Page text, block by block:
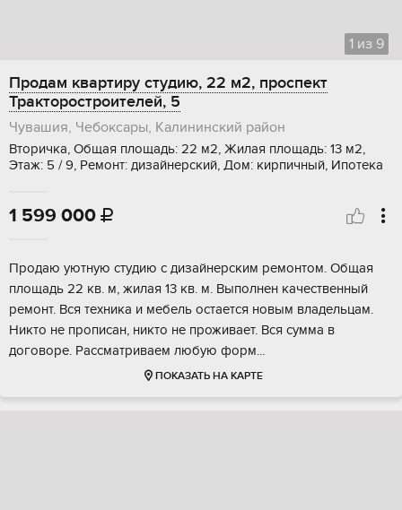
1 из 9
Продам квартиру студию, 22 м2, проспект
Тракторостроителей, 5
Чувашия, Чебоксары, Калининский район
Вторичка, Общая площадь: 22 м2, Жилая площадь: 13 м2,
Этаж: 5 / 9, Ремонт: дизайнерский, Дом: кирпичный, Ипотека
1 599 000 
Продаю уютную студию с дизайнерским ремонтом. Общая
площадь 22 кв. м, жилая 13 кв. м. Выполнен качественный
ремонт. Вся техника и мебель остается новым владельцам.
Никто не прописан, никто не проживает. Вся сумма в
договоре. Рассматриваем любую форм...
ПОКАЗАТЬ НА КАРТЕ